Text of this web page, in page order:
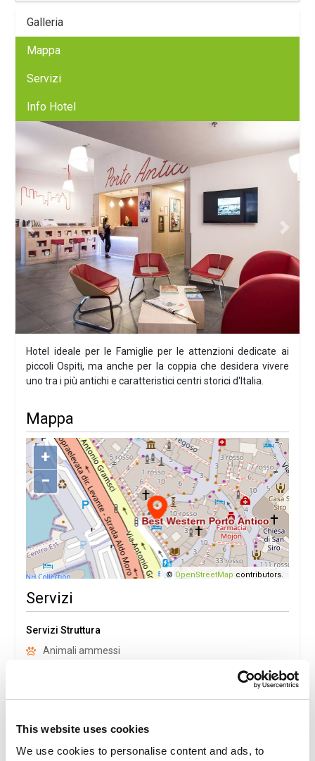
This website uses cookies
We use cookies to personalise content and ads, to
Galleria
Mappa
Servizi
Info Hotel
Previous Next
Hotel ideale per le Famiglie per le attenzioni dedicate ai
piccoli Ospiti, ma anche per la coppia che desidera vivere
uno tra i più antichi e caratteristici centri storici d'Italia.
Mappa
+
−
©OpenStreetMap contributors.
Servizi
Servizi Struttura
Animali ammessi
Aria Condizionata
Cassaforte